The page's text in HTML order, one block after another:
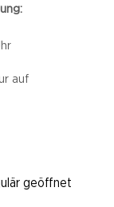
auf
geöffnet